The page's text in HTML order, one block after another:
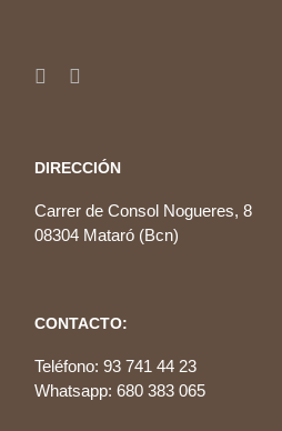
DIRECCIÓN
Carrer de Consol Nogueres, 8
08304 Mataró (Bcn)
CONTACTO:
Teléfono: 93 741 44 23
Whatsapp: 680 383 065